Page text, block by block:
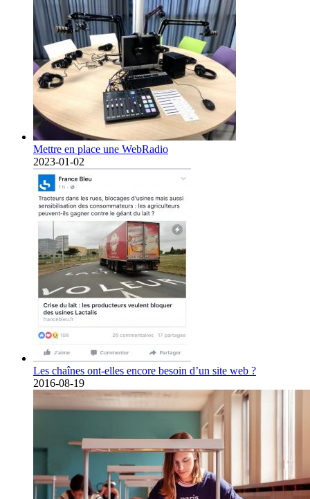
Mettre en place une WebRadio
2023-01-02
Les chaînes ont-elles encore besoin d’un site web ?
2016-08-19